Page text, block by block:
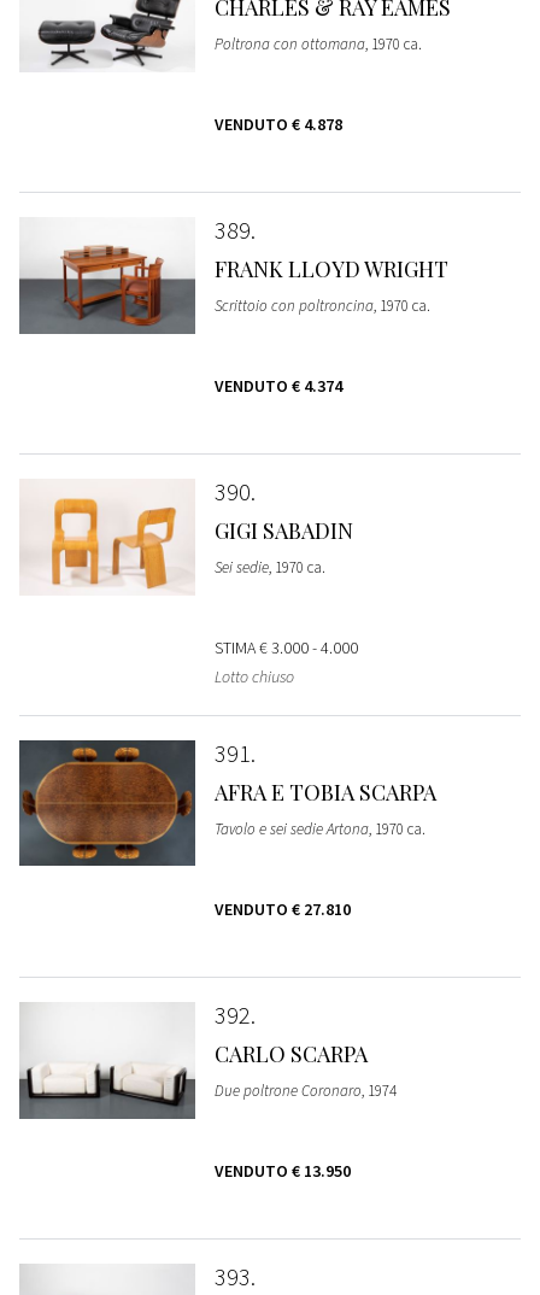
CHARLES & RAY EAMES
Poltrona con ottomana, 1970 ca.
VENDUTO € 4.878
389
FRANK LLOYD WRIGHT
Scrittoio con poltroncina, 1970 ca.
VENDUTO € 4.374
390
GIGI SABADIN
Sei sedie, 1970 ca.
STIMA€ 3.000 - 4.000
Lotto chiuso
391
AFRA E TOBIA SCARPA
Tavolo e sei sedie Artona, 1970 ca.
VENDUTO € 27.810
392
CARLO SCARPA
Due poltrone Coronaro, 1974
VENDUTO € 13.950
393